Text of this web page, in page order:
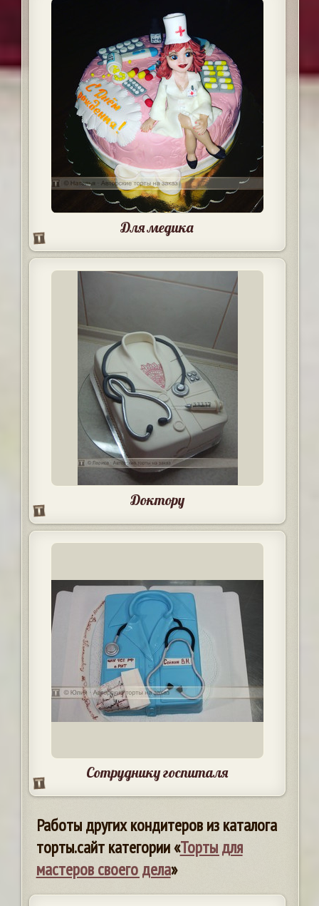
Для медика
Доктору
Сотруднику госпиталя
Работы других кондитеров из каталога
торты.сайт категории «Торты для
мастеров своего дела»